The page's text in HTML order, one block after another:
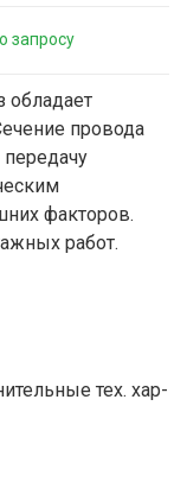
запросу
обладает
провода
факторов.
работ.
тех. хар-